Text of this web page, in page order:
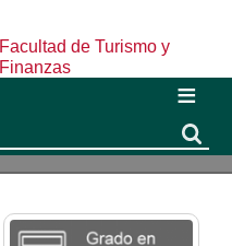
Facultad de Turismo y
Finanzas